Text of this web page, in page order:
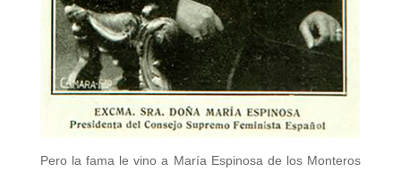
Pero la fama le vino a María Espinosa de los Monteros